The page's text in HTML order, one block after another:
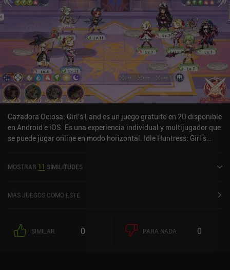
Cazadora Ociosa: Girl's Land es un juego gratuito en 2D disponible
en Android e iOS. Es una experiencia individual y multijugador que
se puede jugar online en modo horizontal. Idle Huntress: Girl's
iOS.
MOSTRAR 11 SIMILITUDES
MÁS JUEGOS COMO ESTE
SIMILAR 0 PARA NADA 0